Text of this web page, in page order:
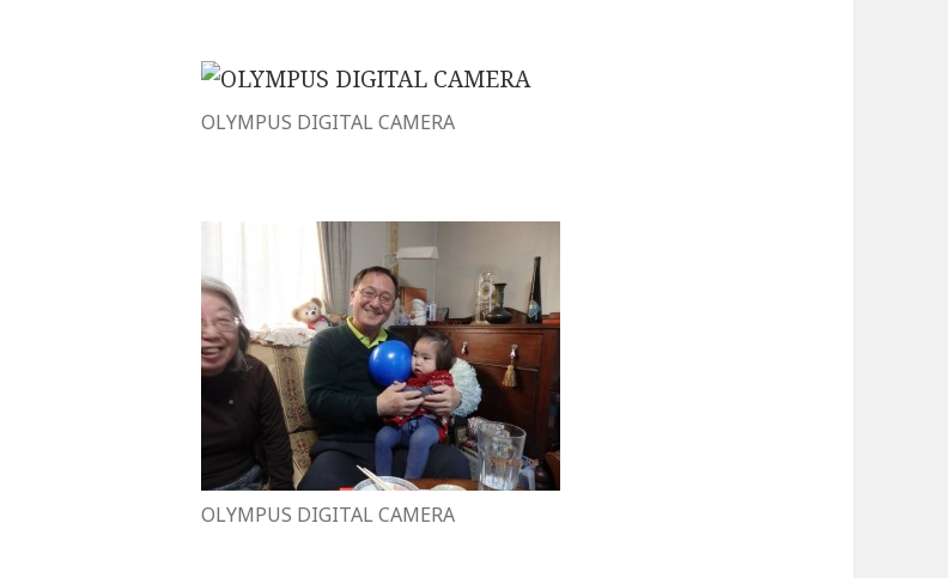
OLYMPUS DIGITAL CAMERA
OLYMPUS DIGITAL CAMERA